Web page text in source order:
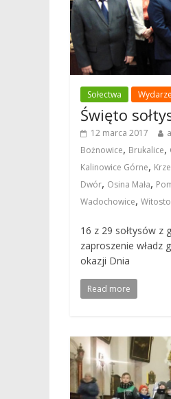
Sołectwa
Święto
12 marca 2017
Bożnowice, Brukalice,
Kalinowice Górne,
Dwór, Osina Mała,
Wadochowice,
16 z 29 sołtysów z
zaproszenie władz
okazji Dnia
Read more